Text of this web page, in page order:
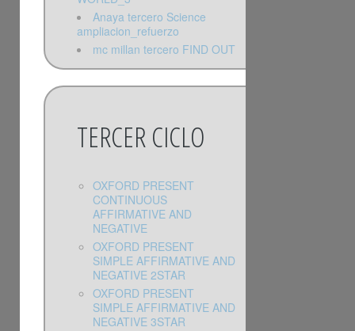
Anaya tercero Science
ampliacion_refuerzo
mc millan tercero FIND OUT
TERCER CICLO
OXFORD PRESENT
CONTINUOUS
AFFIRMATIVE AND
NEGATIVE
OXFORD PRESENT
SIMPLE AFFIRMATIVE AND
NEGATIVE 2STAR
OXFORD PRESENT
SIMPLE AFFIRMATIVE AND
NEGATIVE 3STAR